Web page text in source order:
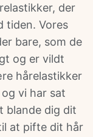
der
tiden. Vores
bare, som de
og er vildt
hårelastikker
vi har sat
blande dig dit
at pifte dit hår